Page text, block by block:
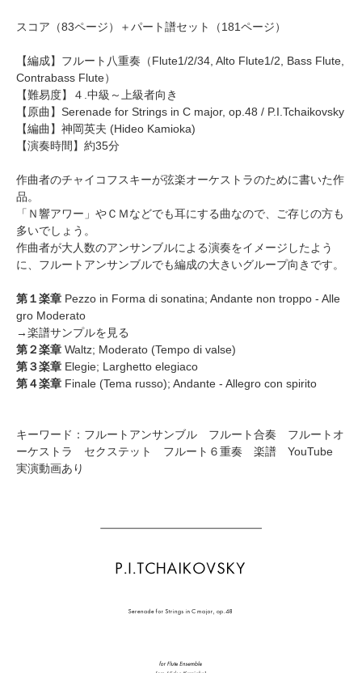
スコア（83ページ）＋パート譜セット（181ページ）
【編成】 フルート八重奏 （Flute1/2/34, Alto Flute1/2, Bass Flute,
Contrabass Flute）
【難易度】４.中級～上級者向き
【原曲】Serenade for Strings in C major, op.48 / P.I.Tchaikovsky
【編曲】 神岡英夫 (Hideo Kamioka)
【演奏時間】約35分
作曲者のチャイコフスキーが弦楽オーケストラのために書いた作
品。
「Ｎ響アワー」やＣＭなどでも耳にする曲なので、ご存じの方も
多いでしょう。
作曲者が大人数のアンサンブルによる演奏をイメージしたよう
に、フルートアンサンブルでも編成の大きいグループ向きです。
第１楽章 Pezzo in Forma di sonatina; Andante non troppo - Alle
gro Moderato
→楽譜サンプルを見る
第２楽章 Waltz; Moderato (Tempo di valse)
第３楽章 Elegie; Larghetto elegiaco
第４楽章 Finale (Tema russo); Andante - Allegro con spirito
キーワード：フルートアンサンブル フルート合奏 フルートオ
ーケストラ セクステット フルート６重奏 楽譜 YouTube
実演動画あり